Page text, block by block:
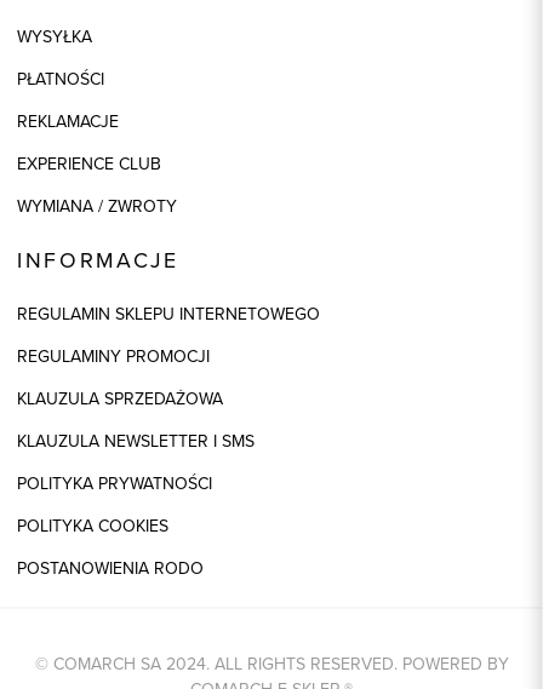
WYSYŁKA
PŁATNOŚCI
REKLAMACJE
EXPERIENCE CLUB
WYMIANA / ZWROTY
INFORMACJE
REGULAMIN SKLEPU INTERNETOWEGO
REGULAMINY PROMOCJI
KLAUZULA SPRZEDAŻOWA
KLAUZULA NEWSLETTER I SMS
POLITYKA PRYWATNOŚCI
POLITYKA COOKIES
POSTANOWIENIA RODO
© COMARCH SA 2024. ALL RIGHTS RESERVED. POWERED BY